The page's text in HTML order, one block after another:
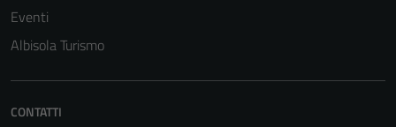
Eventi
Albisola Turismo
CONTATTI